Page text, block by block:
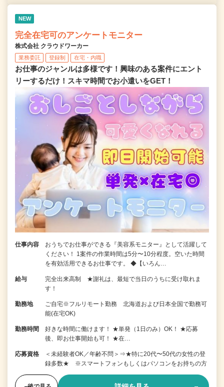
NEW
完全在宅可のアンケートモニター
株式会社 クラウドワーカー
業務委託 登録制 在宅・内職
お仕事のジャンルは多様です！興味のある案件にエント
リーするだけ！スキマ時間でお小遣いをGET！
仕事内容
おうちでお仕事ができる『美容系モニター』として活躍して
ください！ 1案件の作業時間は5分〜10分程度。空いた時間
を有効活用できるお仕事です。 ◆【いろん…
給与
完全出来高制 ★謝礼は、最短で当日のうちに受け取れま
す！
勤務地
ご自宅※フルリモート勤務 北海道および日本全国で勤務可
能(在宅OK)
勤務時間
好きな時間に働けます！ ★単発（1日のみ）OK！ ★応募
後、即お仕事開始も可！ ★在…
応募資格
＜未経験者OK／年齢不問＞⇒★特に20代〜50代の女性の登
録多数★ ※スマートフォンもしくはパソコンをお持ちの方